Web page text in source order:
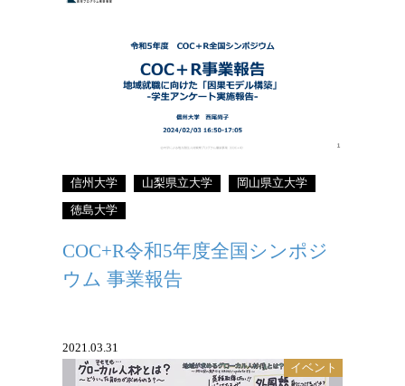
信州大学 山梨県立大学 岡山県立大学
徳島大学
COC+R令和5年度全国シンポジ
ウム 事業報告
2021.03.31
イベント